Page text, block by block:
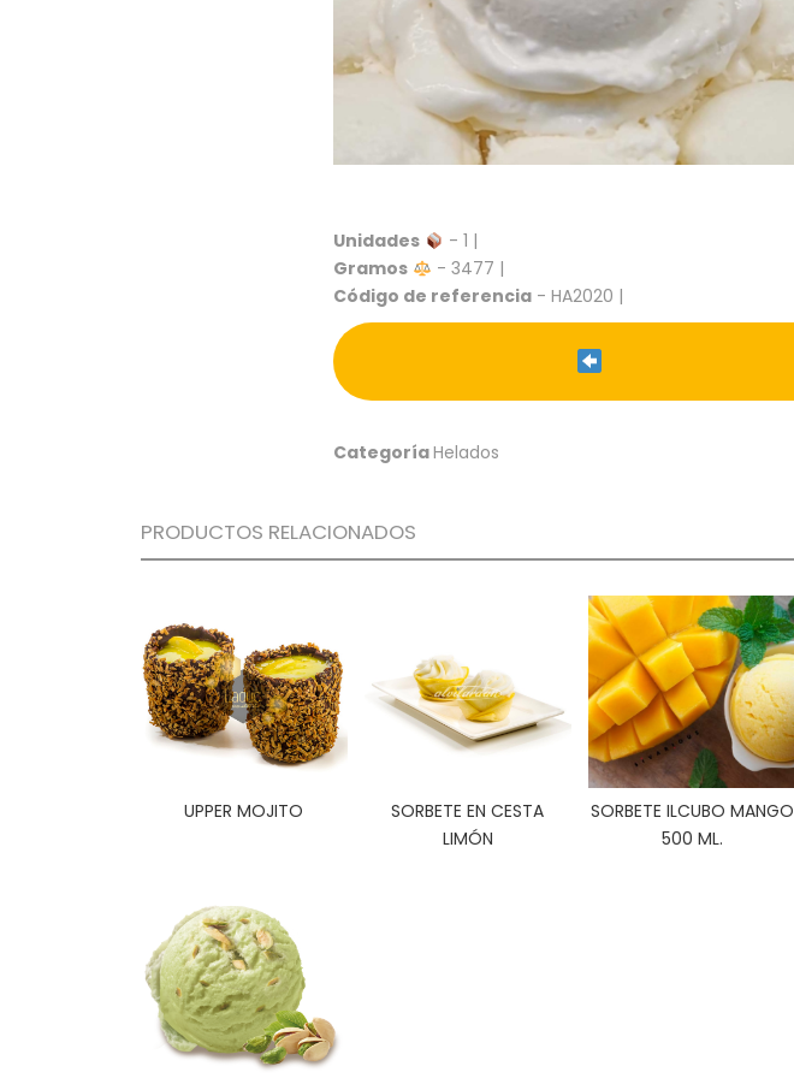
Unidades
- 1 |
Gramos
- 3477 |
Código de referencia - HA2020 |
CategoríaHelados
PRODUCTOS RELACIONADOS
UPPER MOJITO
SORBETE EN CESTA
LIMÓN
SORBETE ILCUBO MANGO
500 ML.